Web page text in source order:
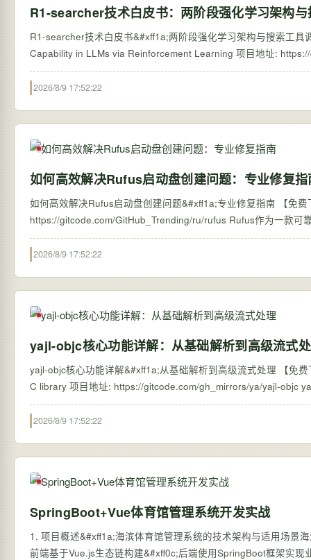
R1-searcher技术白皮书：两阶段强化学习架构
R1-searcher技术白皮书&#xff1a;两阶段强化学习架构与搜索工
2026/8/9 17:52:22
如何高效解决Rufus启动盘创建问题：专业修复指
如何高效解决Rufus启动盘创建问题&#xff1a;专业修复指南 【免费下
https://gitcode.com/
2026/8/9 17:52:22
yajl-objc核心功能详解：从基础解析到高级流式
yajl-objc核心功能详解&#xff1a;从基础解析到高级流式处理 【免
C
2026/8/9 17:52:22
SpringBoot+Vue体育馆管理系统开发实战
1. 项目概述&#xff1a;海滨体育馆管理系统的技术架构与适用场景
前端基于Vue.js生态链构建&#xff0c;后端使用SpringBoot框架实